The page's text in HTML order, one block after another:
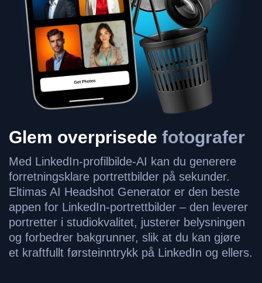
Glem overprisede fotografer
Med LinkedIn-profilbilde-AI kan du generere
forretningsklare portrettbilder på sekunder.
Eltimas AI Headshot Generator er den beste
appen for LinkedIn-portrettbilder – den leverer
portretter i studiokvalitet, justerer belysningen
og forbedrer bakgrunner, slik at du kan gjøre
et kraftfullt førsteinntrykk på LinkedIn og ellers.